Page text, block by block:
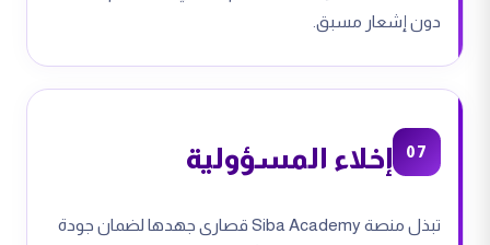
دون إشعار مسبق.
07 إخلاء المسؤولية
تبذل منصة Siba Academy قصارى جهدها لضمان جودة